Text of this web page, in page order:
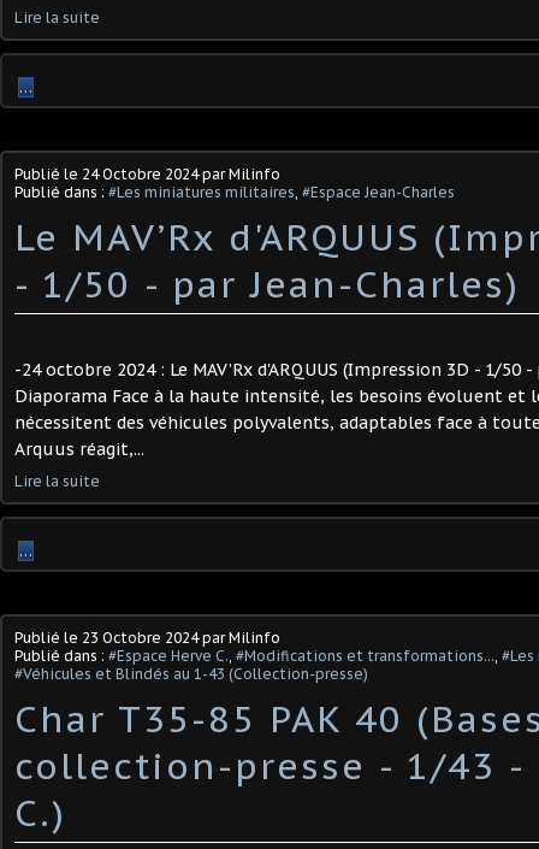
Lire la suite
…
Publié le 24 Octobre 2024par Milinfo
Publié dans : #Les miniatures militaires, #Espace Jean-Charles
Le MAV’Rx d'ARQUUS
- 1/50 - par Jean-Charles) ​
-24 octobre 2024 : Le MAV’Rx d'ARQUUS (Impression 3D - 1/50
Diaporama Face à la haute intensité, les besoins évoluent et
nécessitent des véhicules polyvalents, adaptables face à
Arquus réagit,...
Lire la suite
…
Publié le 23 Octobre 2024par Milinfo
Publié dans : #Espace Herve C., #Modifications et transformations...,
#Véhicules et Blindés au 1-43 (Collection-presse)
Char T35-85 PAK 40
collection-presse - 1/43 -
C.) ​